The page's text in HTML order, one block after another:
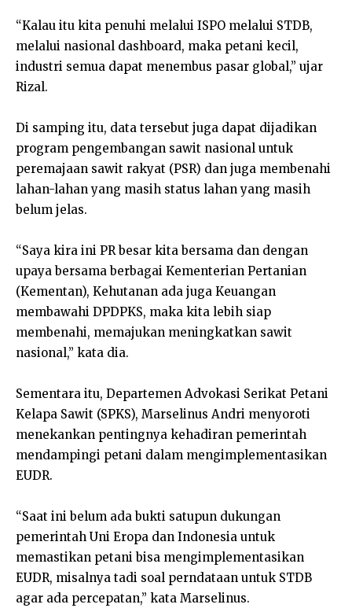
“Kalau itu kita penuhi melalui ISPO melalui STDB,
melalui nasional dashboard, maka petani kecil,
industri semua dapat menembus pasar global,” ujar
Rizal.
Di samping itu, data tersebut juga dapat dijadikan
program pengembangan sawit nasional untuk
peremajaan sawit rakyat (PSR) dan juga membenahi
lahan-lahan yang masih status lahan yang masih
belum jelas.
“Saya kira ini PR besar kita bersama dan dengan
upaya bersama berbagai Kementerian Pertanian
(Kementan), Kehutanan ada juga Keuangan
membawahi DPDPKS, maka kita lebih siap
membenahi, memajukan meningkatkan sawit
nasional,” kata dia.
Sementara itu, Departemen Advokasi Serikat Petani
Kelapa Sawit (SPKS), Marselinus Andri menyoroti
menekankan pentingnya kehadiran pemerintah
mendampingi petani dalam mengimplementasikan
EUDR.
“Saat ini belum ada bukti satupun dukungan
pemerintah Uni Eropa dan Indonesia untuk
memastikan petani bisa mengimplementasikan
EUDR, misalnya tadi soal perndataan untuk STDB
agar ada percepatan,” kata Marselinus.